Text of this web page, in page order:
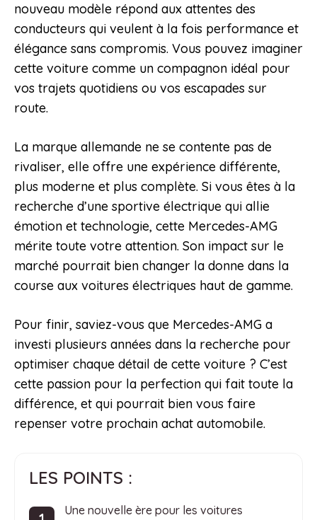
nouveau modèle répond aux attentes des
conducteurs qui veulent à la fois performance et
élégance sans compromis. Vous pouvez imaginer
cette voiture comme un compagnon idéal pour
vos trajets quotidiens ou vos escapades sur
route.
La marque allemande ne se contente pas de
rivaliser, elle offre une expérience différente,
plus moderne et plus complète. Si vous êtes à la
recherche d’une sportive électrique qui allie
émotion et technologie, cette Mercedes-AMG
mérite toute votre attention. Son impact sur le
marché pourrait bien changer la donne dans la
course aux voitures électriques haut de gamme.
Pour finir, saviez-vous que Mercedes-AMG a
investi plusieurs années dans la recherche pour
optimiser chaque détail de cette voiture ? C’est
cette passion pour la perfection qui fait toute la
différence, et qui pourrait bien vous faire
repenser votre prochain achat automobile.
LES POINTS :
Une nouvelle ère pour les voitures